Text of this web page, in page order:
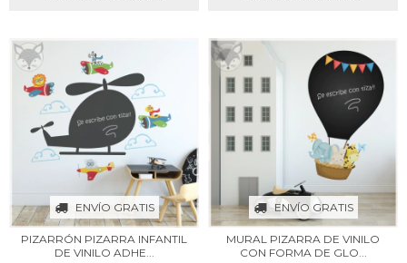
ENVÍO GRATIS
PIZARRÓN PIZARRA INFANTIL
DE VINILO ADHE...
ENVÍO GRATIS
MURAL PIZARRA DE VINILO
CON FORMA DE GLO...